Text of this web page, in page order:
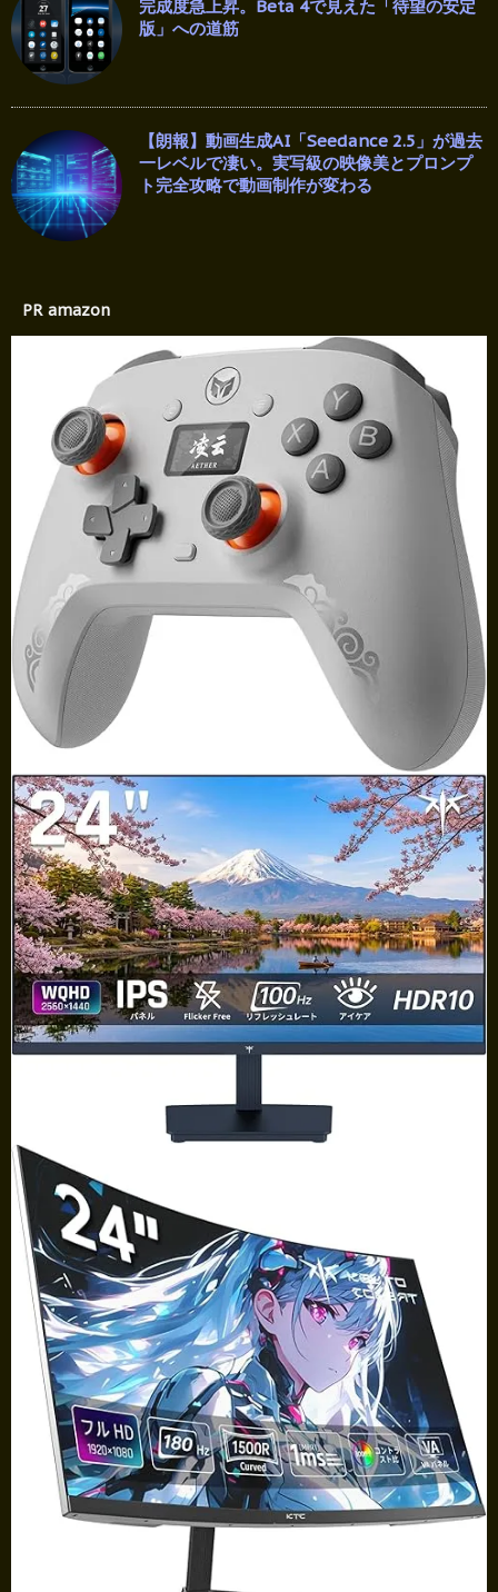
完成度急上昇。Beta 4で見えた「待望の安定
版」への道筋
【朗報】動画生成AI「Seedance 2.5」が過去
一レベルで凄い。実写級の映像美とプロンプ
ト完全攻略で動画制作が変わる
PR amazon